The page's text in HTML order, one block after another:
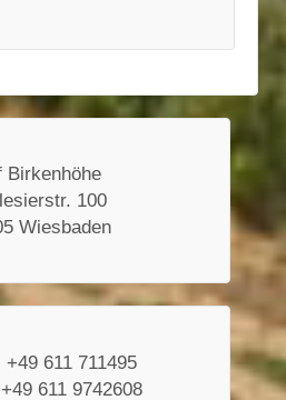
Birkenhöhe
100
Wiesbaden
+49 611 711495
611 9742608